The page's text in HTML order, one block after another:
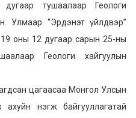
тушаалаар Геологи
Улмаар “Эрдэнэт үйлдвэр”
оны 12 дугаар сарын 25-ны
Геологи хайгуулын
цагаасаа Монгол Улсын
нэгж байгууллагатай